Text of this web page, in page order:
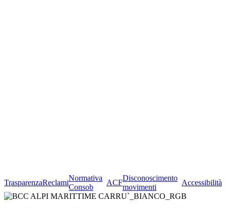
TrasparenzaReclami
Normativa
Consob
ACF
Disconoscimento
movimenti
Accessibilità